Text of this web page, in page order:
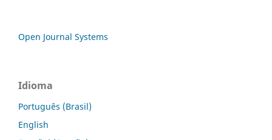
Open Journal Systems
Idioma
Português (Brasil)
English